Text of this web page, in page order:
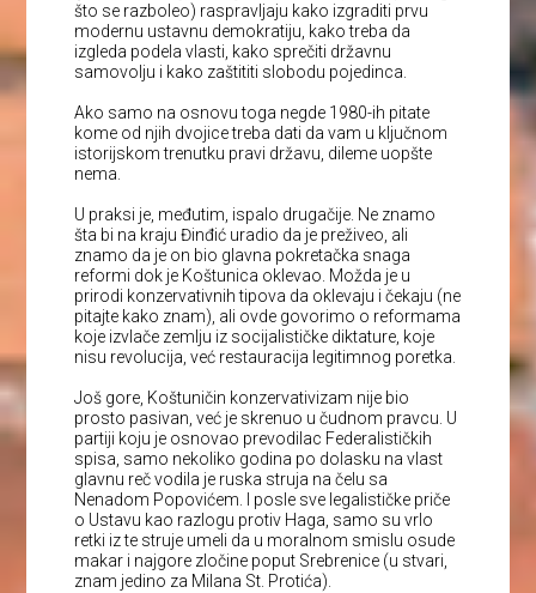
što se razboleo) raspravljaju kako izgraditi prvu
modernu ustavnu demokratiju, kako treba da
izgleda podela vlasti, kako sprečiti državnu
samovolju i kako zaštititi slobodu pojedinca.
Ako samo na osnovu toga negde 1980-ih pitate
kome od njih dvojice treba dati da vam u ključnom
istorijskom trenutku pravi državu, dileme uopšte
nema.
U praksi je, međutim, ispalo drugačije. Ne znamo
šta bi na kraju Đinđić uradio da je preživeo, ali
znamo da je on bio glavna pokretačka snaga
reformi dok je Koštunica oklevao. Možda je u
prirodi konzervativnih tipova da oklevaju i čekaju (ne
pitajte kako znam), ali ovde govorimo o reformama
koje izvlače zemlju iz socijalističke diktature, koje
nisu revolucija, već restauracija legitimnog poretka.
Još gore, Koštuničin konzervativizam nije bio
prosto pasivan, već je skrenuo u čudnom pravcu. U
partiji koju je osnovao prevodilac Federalističkih
spisa, samo nekoliko godina po dolasku na vlast
glavnu reč vodila je ruska struja na čelu sa
Nenadom Popovićem. I posle sve legalističke priče
o Ustavu kao razlogu protiv Haga, samo su vrlo
retki iz te struje umeli da u moralnom smislu osude
makar i najgore zločine poput Srebrenice (u stvari,
znam jedino za Milana St. Protića).